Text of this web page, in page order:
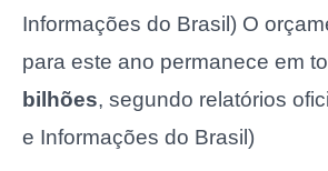
Informações do Brasil) O
para este ano permanece em
bilhões, segundo relatórios
e Informações do Brasil)